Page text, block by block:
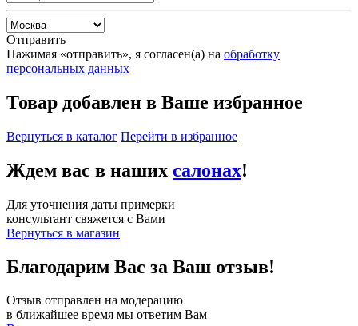
Отправить
Нажимая «отправить», я согласен(а) на обработку
персональных данных
Товар добавлен в Ваше избранное
Вернуться в каталог Перейти в избранное
Ждем вас в наших салонах!
Для уточнения даты примерки
консультант свяжется с Вами
Вернуться в магазин
Благодарим Вас за Ваш отзыв!
Отзыв отправлен на модерацию
в ближайшее время мы ответим Вам